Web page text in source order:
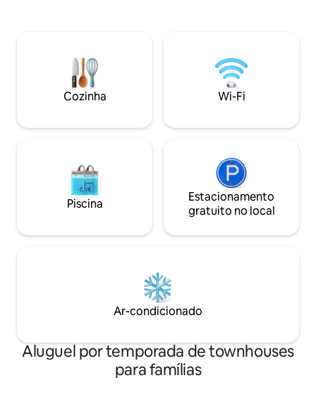
para famílias com cercadinho, cadeirão e
sem escadas. Desfrute de 5 Smart TVs,
pebolim, jogos de tabuleiro e banheiro
equipado com bidê, perfeito para dias de
trabalhadores.
estacionamento,
um fim de
profissionais
longas e casais
Cozinha Wi-Fi
Piscina
Estacionamento
gratuito no local
Ar-condicionado
Aluguel por temporada de townhouses
para famílias